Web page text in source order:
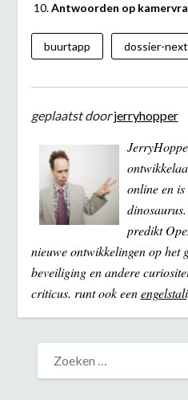
Antwoorden op
buurtapp dossier-
geplaatst door jerryhopper
online en
predikt
nieuwe ontwikkelingen op het
beveiliging en andere
criticus. runt ook een